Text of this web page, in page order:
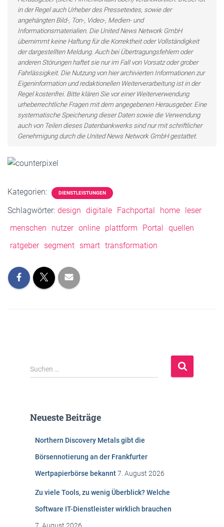
in der Regel auch Urheber des Pressetextes, sowie der
angehängten Bild-, Ton-, Video-, Medien- und
Informationsmaterialien. Die United News Network GmbH
übernimmt keine Haftung für die Korrektheit oder Vollständigkeit
der dargestellten Meldung. Auch bei Übertragungsfehlern oder
anderen Störungen haftet sie nur im Fall von Vorsatz oder grober
Fahrlässigkeit. Die Nutzung von hier archivierten Informationen zur
Eigeninformation und redaktionellen Weiterverarbeitung ist in der
Regel kostenfrei. Bitte klären Sie vor einer Weiterverwendung
urheberrechtliche Fragen mit dem angegebenen Herausgeber. Eine
systematische Speicherung dieser Daten sowie die Verwendung
auch von Teilen dieses Datenbankwerks sind nur mit schriftlicher
Genehmigung durch die United News Network GmbH gestattet.
Kategorien: DIENSTLEISTUNGEN
Schlagwörter: design digitale Fachportal home
leser
menschen
nutzer online plattform Portal
quellen
ratgeber segment smart transformation
S
u
n
Suchen …
Neueste Beiträge
Northern Discovery Metals gibt die
Börsennotierung an der Frankfurter
Wertpapierbörse bekannt7. August 2026
Zu viele Tools, zu wenig Überblick? Welche
Software IT-Dienstleister wirklich brauchen